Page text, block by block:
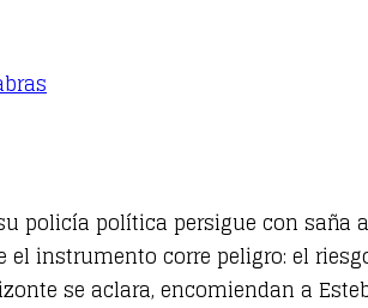
policía política persigue con saña
instrumento corre peligro: el
se aclara, encomiendan a